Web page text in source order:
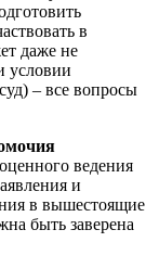
в
даже не
условии
– все вопросы
ведения
и
в вышестоящие
быть заверена